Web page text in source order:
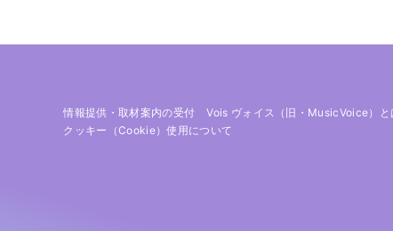
情報提供・取材案内の受付 Vois ヴォイス（旧・MusicVoice）と
クッキー（cookie）使用について